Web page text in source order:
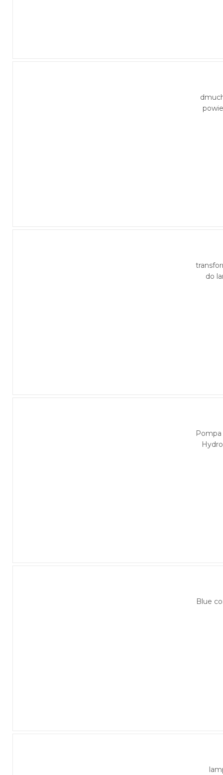
do
Pompa
Blue